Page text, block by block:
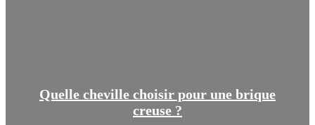
Quelle cheville choisir pour une brique
creuse ?